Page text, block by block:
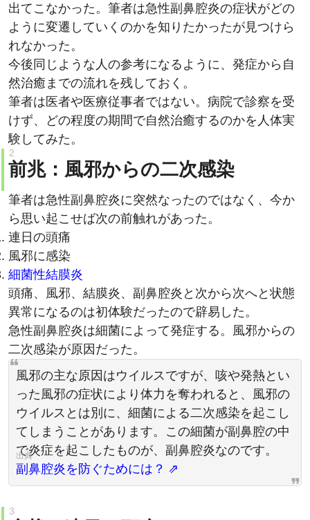
出てこなかった。筆者は急性副鼻腔炎の症状がどの
ように変遷していくのかを知りたかったが見つけら
れなかった。
今後同じような人の参考になるように、発症から自
然治癒までの流れを残しておく。
筆者は医者や医療従事者ではない。病院で診察を受
けず、どの程度の期間で自然治癒するのかを人体実
験してみた。
前兆：風邪からの二次感染
筆者は急性副鼻腔炎に突然なったのではなく、今か
ら思い起こせば次の前触れがあった。
連日の頭痛
風邪に感染
細菌性結膜炎
頭痛、風邪、結膜炎、副鼻腔炎と次から次へと状態
異常になるのは初体験だったので辟易した。
急性副鼻腔炎は細菌によって発症する。風邪からの
二次感染が原因だった。
風邪の主な原因はウイルスですが、咳や発熱とい
った風邪の症状により体力を奪われると、風邪の
ウイルスとは別に、細菌による二次感染を起こし
てしまうことがあります。この細菌が副鼻腔の中
で炎症を起こしたものが、副鼻腔炎なのです。
副鼻腔炎を防ぐためには？